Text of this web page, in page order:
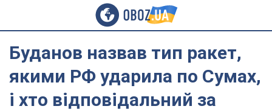
Буданов назвав тип ракет,
якими РФ ударила по Сумах,
і хто відповідальний за